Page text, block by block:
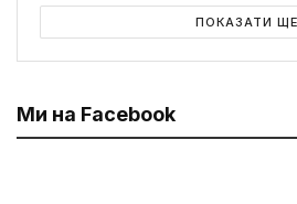
ПОКАЗАТИ ЩЕ
Ми на Facebook